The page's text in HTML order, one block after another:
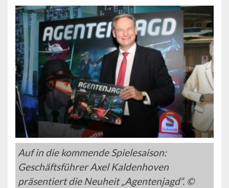
Auf in die kommende Spielesaison:
Geschäftsführer Axel Kaldenhoven
präsentiert die Neuheit „Agentenjagd“. ©